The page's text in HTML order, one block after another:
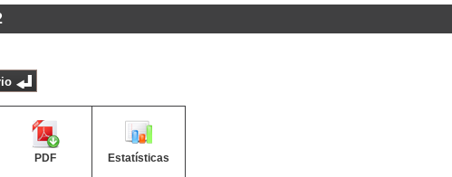
PDF Estatísticas